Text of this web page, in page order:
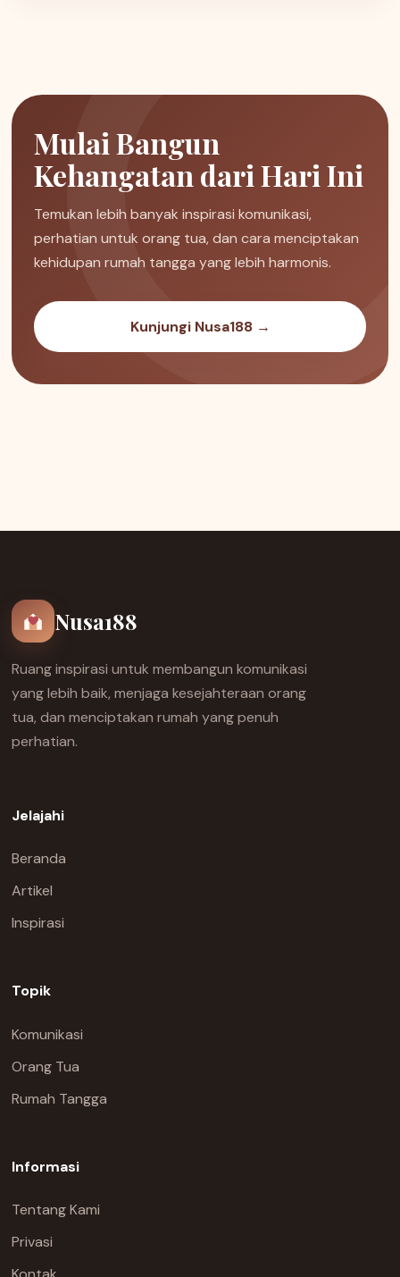
Mulai Bangun
Kehangatan dari Hari Ini
Temukan lebih banyak inspirasi komunikasi,
perhatian untuk orang tua, dan cara menciptakan
kehidupan rumah tangga yang lebih harmonis.
Kunjungi Nusa188 →
Nusa188
Ruang inspirasi untuk membangun komunikasi
yang lebih baik, menjaga kesejahteraan orang
tua, dan menciptakan rumah yang penuh
perhatian.
Jelajahi
Beranda
Artikel
Inspirasi
Topik
Komunikasi
Orang Tua
Rumah Tangga
Informasi
Tentang Kami
Privasi